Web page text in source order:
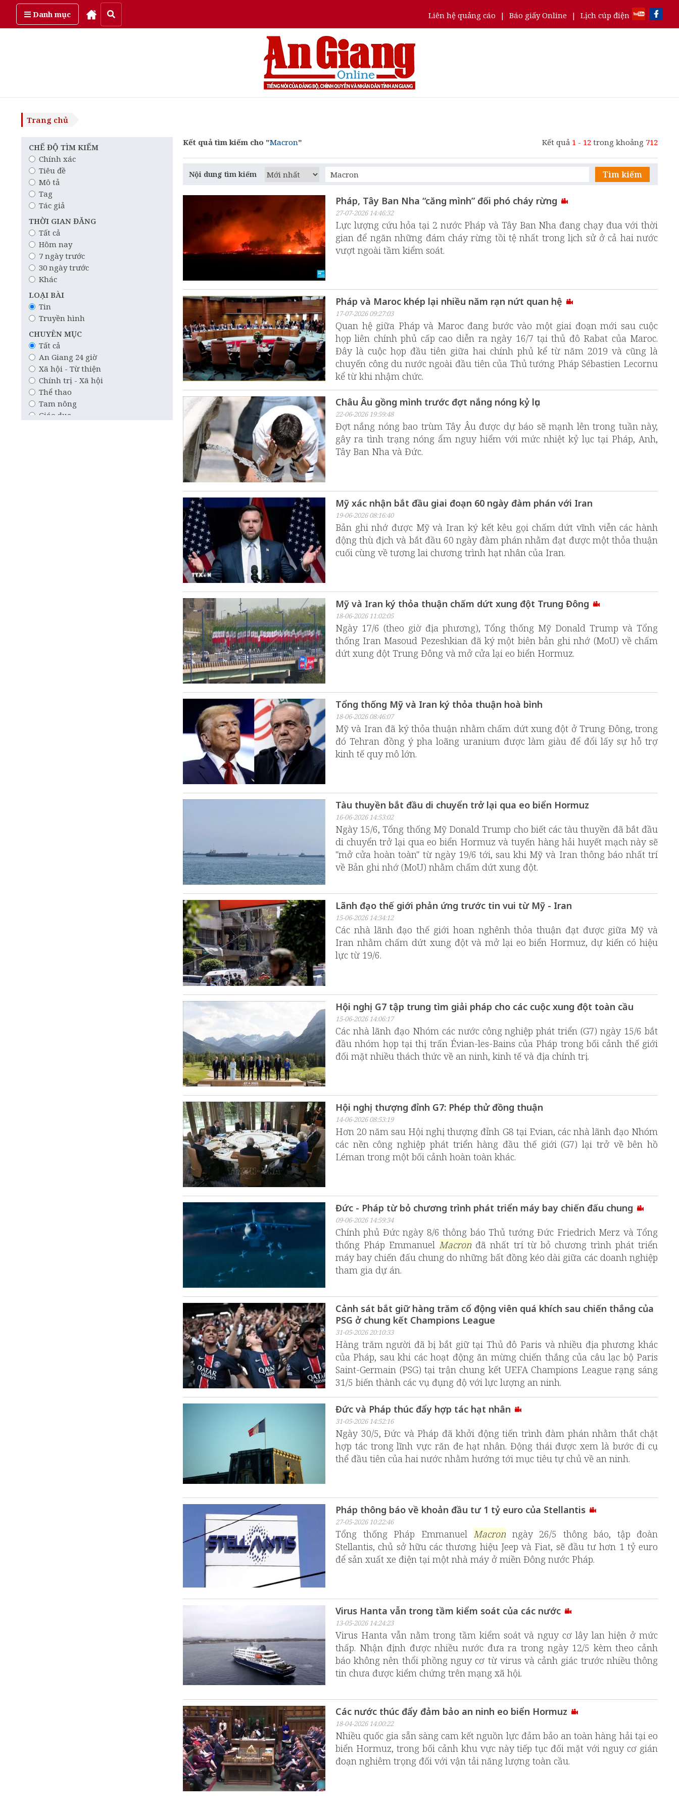
Danh mục Liên hệ quảng cáo | Báo giấy Online | Lịch cúp điện
Thứ bảy, ngày 8/08/2026
Trang chủ
CHẾ ĐỘ TÌM KIẾM
Chính xác
Tiêu đề
Mô tả
Tag
Tác giả
THỜI GIAN ĐĂNG
Tất cả
Hôm nay
7 ngày trước
30 ngày trước
Khác
LOẠI BÀI
Tin
Truyền hình
CHUYÊN MỤC
Tất cả
An Giang 24 giờ
Xã hội - Từ thiện
Chính trị - Xã hội
Thể thao
Tam nông
Giáo dục
Kết quả tìm kiếm cho "Macron" Kết quả 1 - 12 trong khoảng 712
Nội dung tìm kiếm Tìm kiếm
Pháp, Tây Ban Nha “căng mình” đối phó cháy rừng
27-07-2026 14:46:32
Lực lượng cứu hỏa tại 2 nước Pháp và Tây Ban Nha đang chạy đua với thời
gian để ngăn những đám cháy rừng tồi tệ nhất trong lịch sử ở cả hai nước
vượt ngoài tầm kiểm soát.
Pháp và Maroc khép lại nhiều năm rạn nứt quan hệ
17-07-2026 09:27:03
Quan hệ giữa Pháp và Maroc đang bước vào một giai đoạn mới sau cuộc
họp liên chính phủ cấp cao diễn ra ngày 16/7 tại thủ đô Rabat của Maroc.
Đây là cuộc họp đầu tiên giữa hai chính phủ kể từ năm 2019 và cũng là
chuyến công du nước ngoài đầu tiên của Thủ tướng Pháp Sébastien Lecornu
kể từ khi nhậm chức.
Châu Âu gồng mình trước đợt nắng nóng kỷ lục
22-06-2026 19:59:48
Đợt nắng nóng bao trùm Tây Âu được dự báo sẽ mạnh lên trong tuần này,
gây ra tình trạng nóng ẩm nguy hiểm với mức nhiệt kỷ lục tại Pháp, Anh,
Tây Ban Nha và Đức.
Mỹ xác nhận bắt đầu giai đoạn 60 ngày đàm phán với Iran
19-06-2026 08:16:40
Bản ghi nhớ được Mỹ và Iran ký kết kêu gọi chấm dứt vĩnh viễn các hành
động thù địch và bắt đầu 60 ngày đàm phán nhằm đạt được một thỏa thuận
cuối cùng về tương lai chương trình hạt nhân của Iran.
Mỹ và Iran ký thỏa thuận chấm dứt xung đột Trung Đông
18-06-2026 11:02:05
Ngày 17/6 (theo giờ địa phương), Tổng thống Mỹ Donald Trump và Tổng
thống Iran Masoud Pezeshkian đã ký một biên bản ghi nhớ (MoU) về chấm
dứt xung đột Trung Đông và mở cửa lại eo biển Hormuz.
Tổng thống Mỹ và Iran ký thỏa thuận hoà bình
18-06-2026 08:46:07
Mỹ và Iran đã ký thỏa thuận nhằm chấm dứt xung đột ở Trung Đông, trong
đó Tehran đồng ý pha loãng uranium được làm giàu để đổi lấy sự hỗ trợ
kinh tế quy mô lớn.
Tàu thuyền bắt đầu di chuyển trở lại qua eo biển Hormuz
16-06-2026 14:53:02
Ngày 15/6, Tổng thống Mỹ Donald Trump cho biết các tàu thuyền đã bắt đầu
di chuyển trở lại qua eo biển Hormuz và tuyến hàng hải huyết mạch này sẽ
"mở cửa hoàn toàn" từ ngày 19/6 tới, sau khi Mỹ và Iran thông báo nhất trí
về Bản ghi nhớ (MoU) nhằm chấm dứt xung đột.
Lãnh đạo thế giới phản ứng trước tin vui từ Mỹ - Iran
15-06-2026 14:34:12
Các nhà lãnh đạo thế giới hoan nghênh thỏa thuận đạt được giữa Mỹ và
Iran nhằm chấm dứt xung đột và mở lại eo biển Hormuz, dự kiến ​​có hiệu
lực từ 19/6.
Hội nghị G7 tập trung tìm giải pháp cho các cuộc xung đột toàn cầu
15-06-2026 14:06:17
Các nhà lãnh đạo Nhóm các nước công nghiệp phát triển (G7) ngày 15/6 bắt
đầu nhóm họp tại thị trấn Évian-les-Bains của Pháp trong bối cảnh thế giới
đối mặt nhiều thách thức về an ninh, kinh tế và địa chính trị.
Hội nghị thượng đỉnh G7: Phép thử đồng thuận
14-06-2026 08:53:19
Hơn 20 năm sau Hội nghị thượng đỉnh G8 tại Evian, các nhà lãnh đạo Nhóm
các nền công nghiệp phát triển hàng đầu thế giới (G7) lại trở về bên hồ
Léman trong một bối cảnh hoàn toàn khác.
Đức - Pháp từ bỏ chương trình phát triển máy bay chiến đấu chung
09-06-2026 14:59:34
Chính phủ Đức ngày 8/6 thông báo Thủ tướng Đức Friedrich Merz và Tổng
thống Pháp Emmanuel Macron đã nhất trí từ bỏ chương trình phát triển
máy bay chiến đấu chung do những bất đồng kéo dài giữa các doanh nghiệp
tham gia dự án.
Cảnh sát bắt giữ hàng trăm cổ động viên quá khích sau chiến thắng của
PSG ở chung kết Champions League
31-05-2026 20:10:33
Hàng trăm người đã bị bắt giữ tại Thủ đô Paris và nhiều địa phương khác
của Pháp, sau khi các hoạt động ăn mừng chiến thắng của câu lạc bộ Paris
Saint-Germain (PSG) tại trận chung kết UEFA Champions League rạng sáng
31/5 biến thành các vụ đụng độ với lực lượng an ninh.
Đức và Pháp thúc đẩy hợp tác hạt nhân
31-05-2026 14:52:16
Ngày 30/5, Đức và Pháp đã khởi động tiến trình đàm phán nhằm thắt chặt
hợp tác trong lĩnh vực răn đe hạt nhân. Động thái được xem là bước đi cụ
thể đầu tiên của hai nước nhằm hướng tới mục tiêu tự chủ về an ninh.
Pháp thông báo về khoản đầu tư 1 tỷ euro của Stellantis
27-05-2026 10:22:46
Tổng thống Pháp Emmanuel Macron ngày 26/5 thông báo, tập đoàn
Stellantis, chủ sở hữu các thương hiệu Jeep và Fiat, sẽ đầu tư hơn 1 tỷ euro
để sản xuất xe điện tại một nhà máy ở miền Đông nước Pháp.
Virus Hanta vẫn trong tầm kiểm soát của các nước
13-05-2026 14:24:23
Virus Hanta vẫn nằm trong tầm kiểm soát và nguy cơ lây lan hiện ở mức
thấp. Nhận định được nhiều nước đưa ra trong ngày 12/5 kèm theo cảnh
báo không nên thổi phồng nguy cơ từ virus và cảnh giác trước nhiều thông
tin chưa được kiểm chứng trên mạng xã hội.
Các nước thúc đẩy đảm bảo an ninh eo biển Hormuz
18-04-2026 14:00:22
Nhiều quốc gia sẵn sàng cam kết nguồn lực đảm bảo an toàn hàng hải tại eo
biển Hormuz, trong bối cảnh khu vực này tiếp tục đối mặt với nguy cơ gián
đoạn nghiêm trọng đối với vận tải năng lượng toàn cầu.